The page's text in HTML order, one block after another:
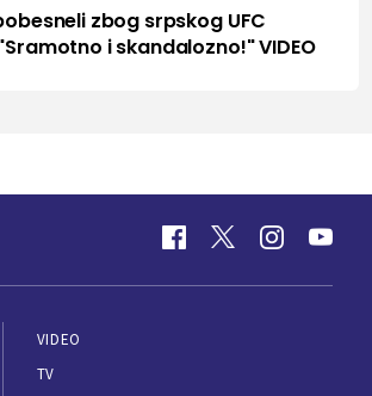
zbog srpskog UFC
i skandalozno!" VIDEO
VIDEO
TV